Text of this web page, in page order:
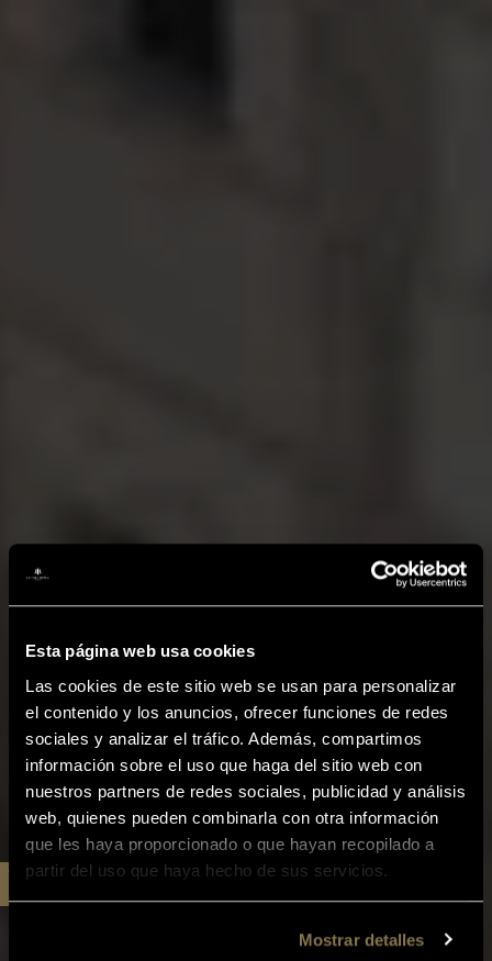
Esta página web usa cookies
Las cookies de este sitio web se usan para personalizar
el contenido y los anuncios, ofrecer funciones de redes
sociales y analizar el tráfico. Además, compartimos
información sobre el uso que haga del sitio web con
nuestros partners de redes sociales, publicidad y análisis
web, quienes pueden combinarla con otra información
que les haya proporcionado o que hayan recopilado a
partir del uso que haya hecho de sus servicios.
Mostrar detalles